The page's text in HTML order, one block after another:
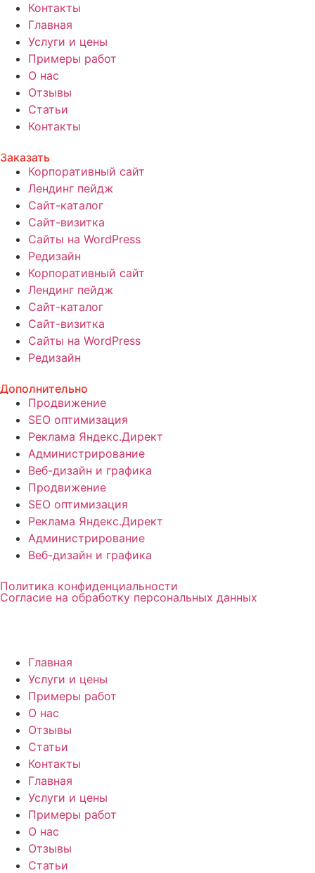
Контакты
Главная
Услуги и цены
Примеры работ
О нас
Отзывы
Статьи
Контакты
Заказать
Корпоративный сайт
Лендинг пейдж
Сайт-каталог
Сайт-визитка
Сайты на WordPress
Редизайн
Корпоративный сайт
Лендинг пейдж
Сайт-каталог
Сайт-визитка
Сайты на WordPress
Редизайн
Дополнительно
Продвижение
SEO оптимизация
Реклама Яндекс.Директ
Администрирование
Веб-дизайн и графика
Продвижение
SEO оптимизация
Реклама Яндекс.Директ
Администрирование
Веб-дизайн и графика
Политика конфиденциальности
Согласие на обработку персональных данных
Главная
Услуги и цены
Примеры работ
О нас
Отзывы
Статьи
Контакты
Главная
Услуги и цены
Примеры работ
О нас
Отзывы
Статьи